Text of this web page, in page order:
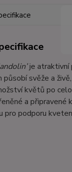
je atraktivní
svěže a
květů po
a
pro podporu